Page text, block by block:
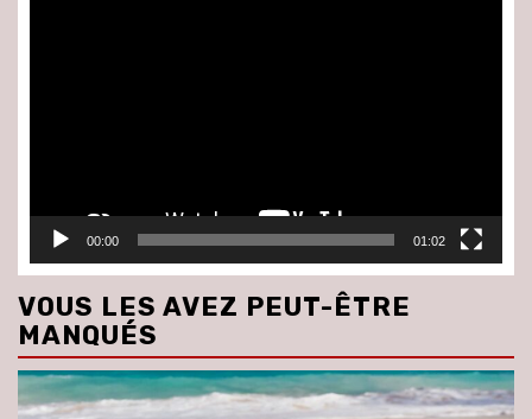
00:00 01:02
VOUS LES AVEZ PEUT-ÊTRE
MANQUÉS